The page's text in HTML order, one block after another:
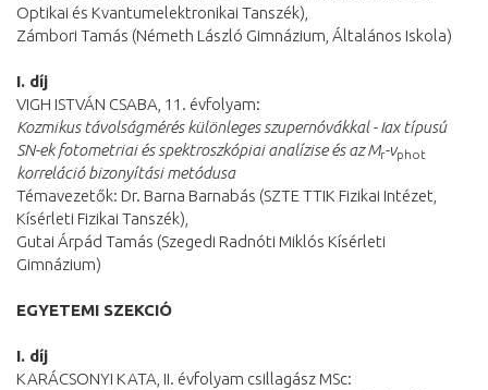
Optikai és Kvantumelektronikai Tanszék),
Zámbori Tamás (Németh László Gimnázium, Általános Iskola)
I. díj
VIGH ISTVÁN CSABA, 11. évfolyam:
Kozmikus távolságmérés különleges szupernóvákkal - Iax típusú
SN-ek fotometriai és spektroszkópiai analízise és az Mr-vphot
korreláció bizonyítási metódusa
Témavezetők: Dr. Barna Barnabás (SZTE TTIK Fizikai Intézet,
Kísérleti Fizikai Tanszék),
Gutai Árpád Tamás (Szegedi Radnóti Miklós Kísérleti
Gimnázium)
EGYETEMI SZEKCIÓ
I. díj
KARÁCSONYI KATA, II. évfolyam csillagász MSc: